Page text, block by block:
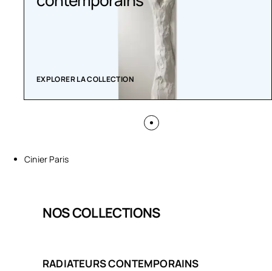
EXPLORER LA COLLECTION
Cinier Paris
NOS COLLECTIONS
RADIATEURS CONTEMPORAINS